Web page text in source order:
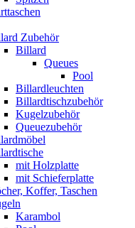
Zubehör
Billard
Queues
Pool
Billardleuchten
Billardtischzubehör
Kugelzubehör
Queuezubehör
mit Holzplatte
mit Schieferplatte
Koffer, Taschen
Karambol